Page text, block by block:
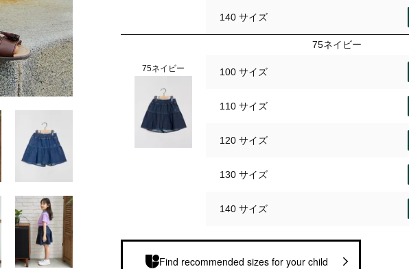
140 サイズ
75ネイビー
75ネイビー 100 サイズ
110 サイズ
120 サイズ
130 サイズ
140 サイズ
Find recommended sizes for your child